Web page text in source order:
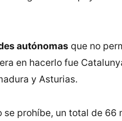
autónomas que no
en hacerlo fue
y Asturias.
se prohíbe, un total de 66